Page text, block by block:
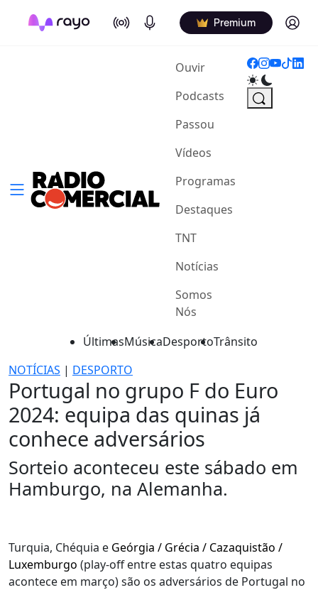
On Air Podcasts Premium Log in
Ouvir(current)
Podcasts
Passou
Vídeos
Programas
Destaques
TNT
Notícias
Somos
Nós
ÚltimasMúsicaDesportoTrânsito
NOTÍCIAS | DESPORTO
Portugal no grupo F do Euro
2024: equipa das quinas já
conhece adversários
Sorteio aconteceu este sábado em
Hamburgo, na Alemanha.
Turquia, Chéquia e Geórgia / Grécia / Cazaquistão /
Luxemburgo (play-off entre estas quatro equipas
acontece em março) são os adversários de Portugal no